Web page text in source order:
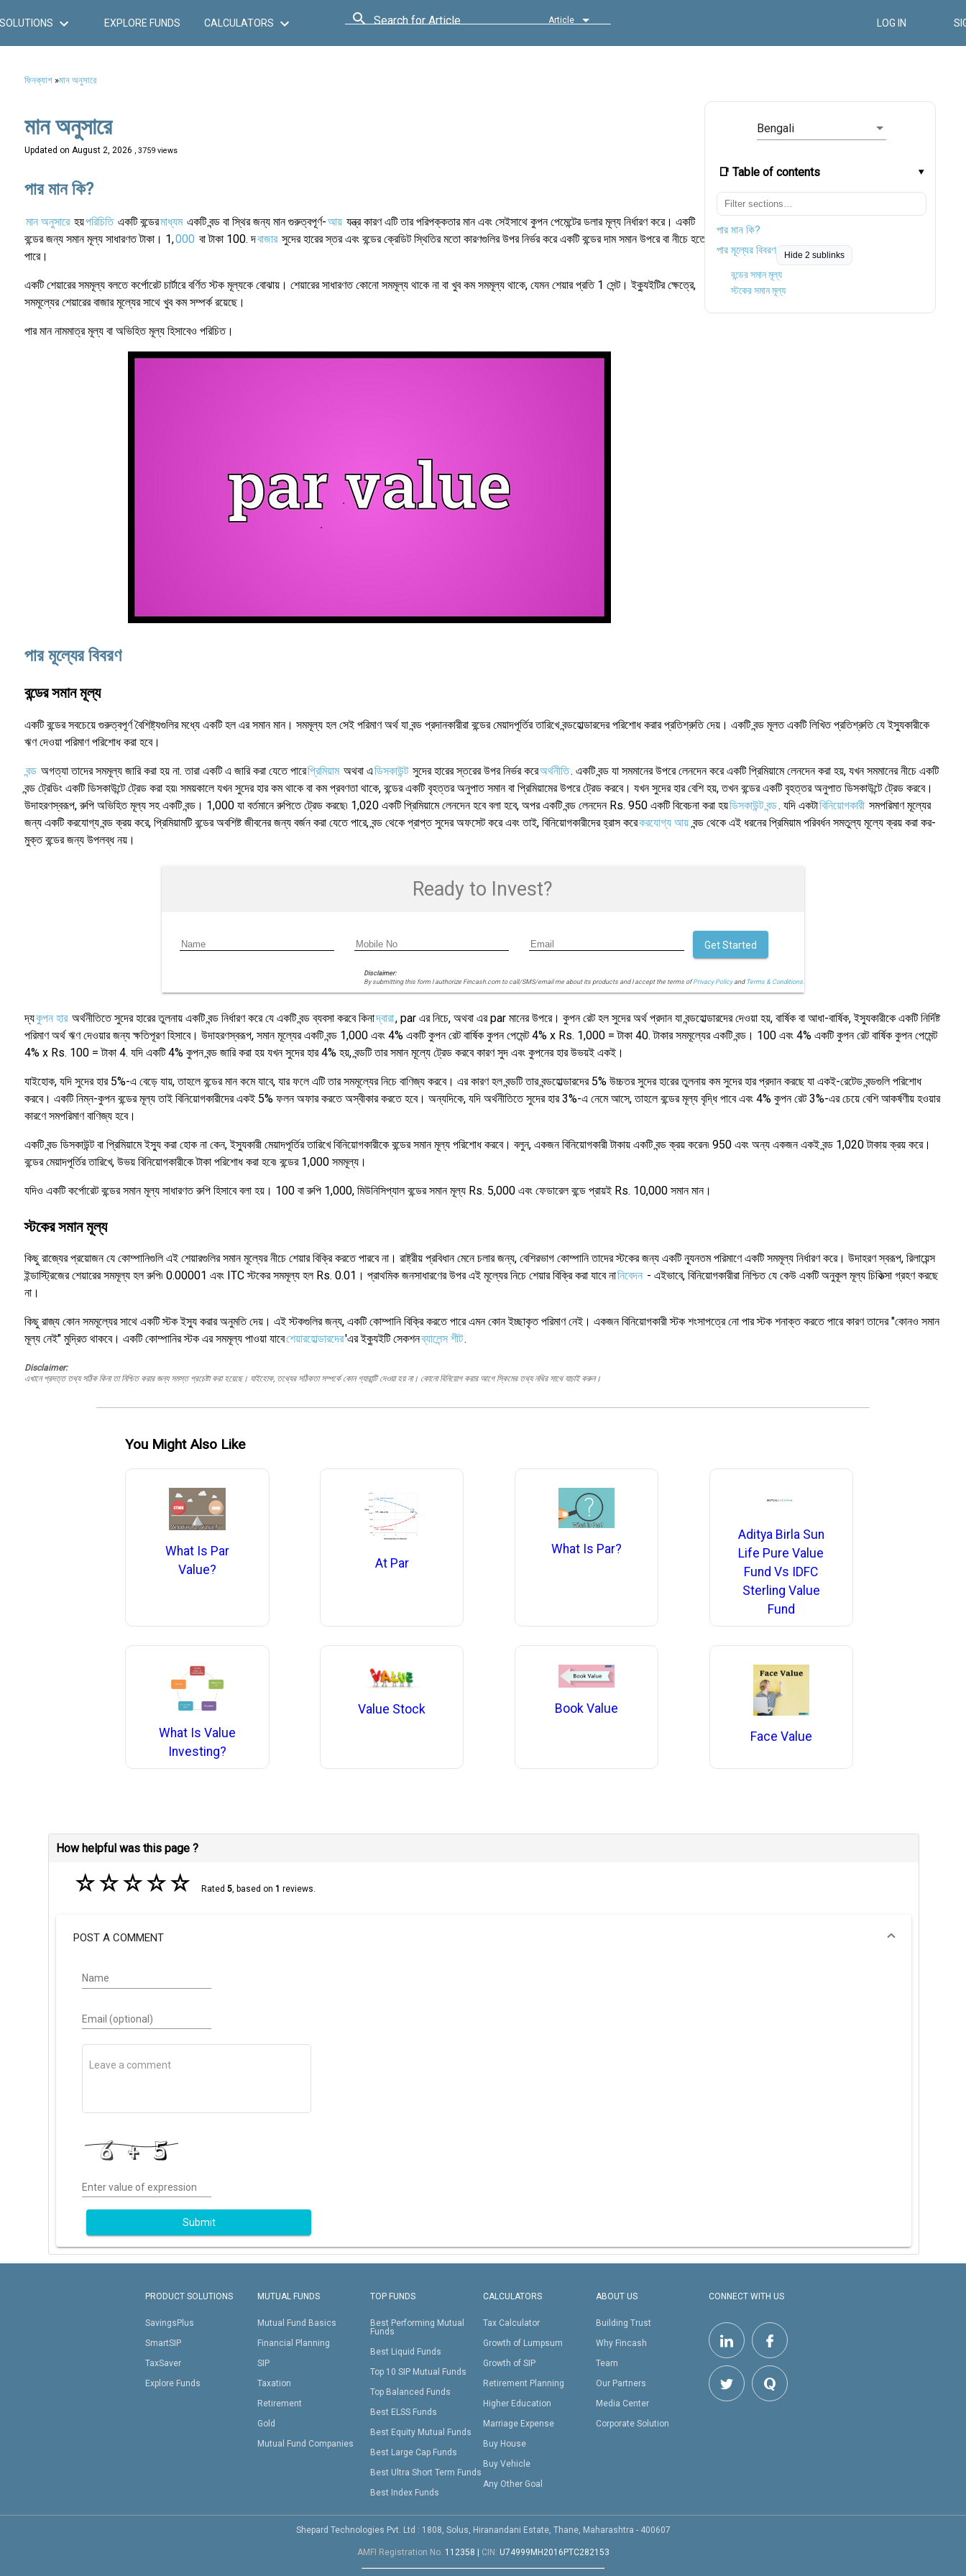
SOLUTIONS EXPLORE FUNDS CALCULATORS Search for Article Article LOG IN
ফিনক্যাশ»মান অনুসারে
Bengali
📑 Table of contents
পার মান কি?
পার মূল্যের বিবরণ
Hide 2 sublinks
বন্ডের সমান মূল্য
স্টকের সমান মূল্য
মান অনুসারে
Updated on August 2, 2026 , 3759 views
পার মান কি?
মান অনুসারে হয়পরিচিতি একটি বন্ডেরমাধ্যম একটি বন্ড বা স্থির জন্য মান গুরুত্বপূর্ণ-আয় যন্ত্র কারণ এটি তার পরিপক্কতার মান এবং সেইসাথে কুপন পেমেন্টের ডলার মূল্য নির্ধারণ করে। একটি
বন্ডের জন্য সমান মূল্য সাধারণত টাকা। 1,000 বা টাকা 100. দবাজার সুদের হারের স্তর এবং বন্ডের ক্রেডিট স্থিতির মতো কারণগুলির উপর নির্ভর করে একটি বন্ডের দাম সমান উপরে বা নীচে হতে
পারে।
একটি শেয়ারের সমমূল্য বলতে কর্পোরেট চার্টারে বর্ণিত স্টক মূল্যকে বোঝায়। শেয়ারের সাধারণত কোনো সমমূল্য থাকে না বা খুব কম সমমূল্য থাকে, যেমন শেয়ার প্রতি 1 সেন্ট। ইক্যুইটির ক্ষেত্রে,
সমমূল্যের শেয়ারের বাজার মূল্যের সাথে খুব কম সম্পর্ক রয়েছে।
পার মান নামমাত্র মূল্য বা অভিহিত মূল্য হিসাবেও পরিচিত।
পার মূল্যের বিবরণ
বন্ডের সমান মূল্য
একটি বন্ডের সবচেয়ে গুরুত্বপূর্ণ বৈশিষ্ট্যগুলির মধ্যে একটি হল এর সমান মান। সমমূল্য হল সেই পরিমাণ অর্থ যা বন্ড প্রদানকারীরা বন্ডের মেয়াদপূর্তির তারিখে বন্ডহোল্ডারদের পরিশোধ করার প্রতিশ্রুতি দেয়। একটি বন্ড মূলত একটি লিখিত প্রতিশ্রুতি যে ইস্যুকারীকে
ঋণ দেওয়া পরিমাণ পরিশোধ করা হবে।
বন্ড অগত্যা তাদের সমমূল্য জারি করা হয় না. তারা একটি এ জারি করা যেতে পারেপ্রিমিয়াম অথবা এডিসকাউন্ট সুদের হারের স্তরের উপর নির্ভর করেঅর্থনীতি. একটি বন্ড যা সমমানের উপরে লেনদেন করে একটি প্রিমিয়ামে লেনদেন করা হয়, যখন সমমানের নীচে একটি
বন্ড ট্রেডিং একটি ডিসকাউন্টে ট্রেড করা হয়৷ সময়কালে যখন সুদের হার কম থাকে বা কম প্রবণতা থাকে, বন্ডের একটি বৃহত্তর অনুপাত সমান বা প্রিমিয়ামের উপরে ট্রেড করবে। যখন সুদের হার বেশি হয়, তখন বন্ডের একটি বৃহত্তর অনুপাত ডিসকাউন্টে ট্রেড করবে।
উদাহরণস্বরূপ, রুপি অভিহিত মূল্য সহ একটি বন্ড। 1,000 যা বর্তমানে রুপিতে ট্রেড করছে৷ 1,020 একটি প্রিমিয়ামে লেনদেন হবে বলা হবে, অপর একটি বন্ড লেনদেন Rs. 950 একটি বিবেচনা করা হয়ডিসকাউন্ট বন্ড. যদি একটাবিনিয়োগকারী সমপরিমাণ মূল্যের
জন্য একটি করযোগ্য বন্ড ক্রয় করে, প্রিমিয়ামটি বন্ডের অবশিষ্ট জীবনের জন্য বর্জন করা যেতে পারে, বন্ড থেকে প্রাপ্ত সুদের অফসেট করে এবং তাই, বিনিয়োগকারীদের হ্রাস করেকরযোগ্য আয় বন্ড থেকে এই ধরনের প্রিমিয়াম পরিবর্ধন সমতুল্য মূল্যে ক্রয় করা কর-
মুক্ত বন্ডের জন্য উপলব্ধ নয়।
Ready to Invest?
Disclaimer:
By submitting this form I authorize Fincash.com to call/SMS/email me about its products and I accept the terms ofPrivacy Policyand Terms & Conditions.
Get Started
দ্যকুপন হার অর্থনীতিতে সুদের হারের তুলনায় একটি বন্ড নির্ধারণ করে যে একটি বন্ড ব্যবসা করবে কিনাদ্বারা, par এর নিচে, অথবা এর par মানের উপরে। কুপন রেট হল সুদের অর্থ প্রদান যা বন্ডহোল্ডারদের দেওয়া হয়, বার্ষিক বা আধা-বার্ষিক, ইস্যুকারীকে একটি নির্দিষ্ট
পরিমাণ অর্থ ঋণ দেওয়ার জন্য ক্ষতিপূরণ হিসাবে। উদাহরণস্বরূপ, সমান মূল্যের একটি বন্ড 1,000 এবং 4% একটি কুপন রেট বার্ষিক কুপন পেমেন্ট 4% x Rs. 1,000 = টাকা 40. টাকার সমমূল্যের একটি বন্ড। 100 এবং 4% একটি কুপন রেট বার্ষিক কুপন পেমেন্ট
4% x Rs. 100 = টাকা 4. যদি একটি 4% কুপন বন্ড জারি করা হয় যখন সুদের হার 4% হয়, বন্ডটি তার সমান মূল্যে ট্রেড করবে কারণ সুদ এবং কুপনের হার উভয়ই একই।
যাইহোক, যদি সুদের হার 5%-এ বেড়ে যায়, তাহলে বন্ডের মান কমে যাবে, যার ফলে এটি তার সমমূল্যের নিচে বাণিজ্য করবে। এর কারণ হল বন্ডটি তার বন্ডহোল্ডারদের 5% উচ্চতর সুদের হারের তুলনায় কম সুদের হার প্রদান করছে যা একই-রেটেড বন্ডগুলি পরিশোধ
করবে। একটি নিম্ন-কুপন বন্ডের মূল্য তাই বিনিয়োগকারীদের একই 5% ফলন অফার করতে অস্বীকার করতে হবে। অন্যদিকে, যদি অর্থনীতিতে সুদের হার 3%-এ নেমে আসে, তাহলে বন্ডের মূল্য বৃদ্ধি পাবে এবং 4% কুপন রেট 3%-এর চেয়ে বেশি আকর্ষণীয় হওয়ার
কারণে সমপরিমাণ বাণিজ্য হবে।
একটি বন্ড ডিসকাউন্ট বা প্রিমিয়ামে ইস্যু করা হোক না কেন, ইস্যুকারী মেয়াদপূর্তির তারিখে বিনিয়োগকারীকে বন্ডের সমান মূল্য পরিশোধ করবে। বলুন, একজন বিনিয়োগকারী টাকায় একটি বন্ড ক্রয় করেন৷ 950 এবং অন্য একজন একই বন্ড 1,020 টাকায় ক্রয় করে।
বন্ডের মেয়াদপূর্তির তারিখে, উভয় বিনিয়োগকারীকে টাকা পরিশোধ করা হবে৷ বন্ডের 1,000 সমমূল্য।
যদিও একটি কর্পোরেট বন্ডের সমান মূল্য সাধারণত রুপি হিসাবে বলা হয়। 100 বা রুপি 1,000, মিউনিসিপ্যাল বন্ডের সমান মূল্য Rs. 5,000 এবং ফেডারেল বন্ডে প্রায়ই Rs. 10,000 সমান মান।
স্টকের সমান মূল্য
কিছু রাজ্যের প্রয়োজন যে কোম্পানিগুলি এই শেয়ারগুলির সমান মূল্যের নীচে শেয়ার বিক্রি করতে পারবে না। রাষ্ট্রীয় প্রবিধান মেনে চলার জন্য, বেশিরভাগ কোম্পানি তাদের স্টকের জন্য একটি ন্যূনতম পরিমাণে একটি সমমূল্য নির্ধারণ করে। উদাহরণ স্বরূপ, রিলায়েন্স
ইন্ডাস্ট্রিজের শেয়ারের সমমূল্য হল রুপি৷ 0.00001 এবং ITC স্টকের সমমূল্য হল Rs. 0.01। প্রাথমিক জনসাধারণের উপর এই মূল্যের নিচে শেয়ার বিক্রি করা যাবে নানিবেদন - এইভাবে, বিনিয়োগকারীরা নিশ্চিত যে কেউ একটি অনুকূল মূল্য চিকিত্সা গ্রহণ করছে
না।
কিছু রাজ্য কোন সমমূল্যের সাথে একটি স্টক ইস্যু করার অনুমতি দেয়। এই স্টকগুলির জন্য, একটি কোম্পানি বিক্রি করতে পারে এমন কোন ইচ্ছাকৃত পরিমাণ নেই। একজন বিনিয়োগকারী স্টক শংসাপত্রে নো পার স্টক শনাক্ত করতে পারে কারণ তাদের "কোনও সমান
মূল্য নেই" মুদ্রিত থাকবে। একটি কোম্পানির স্টক এর সমমূল্য পাওয়া যাবেশেয়ারহোল্ডারদের'এর ইক্যুইটি সেকশনব্যালেন্স শীট.
Disclaimer:
এখানে প্রদত্ত তথ্য সঠিক কিনা তা নিশ্চিত করার জন্য সমস্ত প্রচেষ্টা করা হয়েছে। যাইহোক, তথ্যের সঠিকতা সম্পর্কে কোন গ্যারান্টি দেওয়া হয় না। কোনো বিনিয়োগ করার আগে স্কিমের তথ্য নথির সাথে যাচাই করুন।
You Might Also Like
What Is Par
Value?
At Par
What Is Par?
Aditya Birla Sun
Life Pure Value
Fund Vs IDFC
Sterling Value
Fund
What Is Value
Investing?
Value Stock
Book Value
Face Value
How helpful was this page ?
☆☆☆☆☆ Rated 5, based on 1 reviews.
POST A COMMENT
Name
Email (optional)
Enter value of expression
Submit
PRODUCT SOLUTIONS
SavingsPlus
SmartSIP
TaxSaver
Explore Funds
MUTUAL FUNDS
Mutual Fund Basics
Financial Planning
SIP
Taxation
Retirement
Gold
Mutual Fund Companies
TOP FUNDS
Best Performing Mutual
Funds
Best Liquid Funds
Top 10 SIP Mutual Funds
Top Balanced Funds
Best ELSS Funds
Best Equity Mutual Funds
Best Large Cap Funds
Best Ultra Short Term Funds
Best Index Funds
CALCULATORS
Tax Calculator
Growth of Lumpsum
Growth of SIP
Retirement Planning
Higher Education
Marriage Expense
Buy House
Buy Vehicle
Any Other Goal
ABOUT US
Building Trust
Why Fincash
Team
Our Partners
Media Center
Corporate Solution
CONNECT WITH US
Shepard Technologies Pvt. Ltd : 1808, Solus, Hiranandani Estate, Thane, Maharashtra - 400607
AMFI Registration No. 112358 CIN: U74999MH2016PTC282153